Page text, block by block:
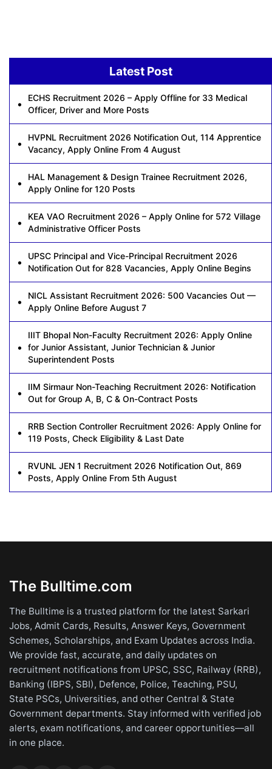
Latest Post
ECHS Recruitment 2026 – Apply Offline for 33 Medical
Officer, Driver and More Posts
HVPNL Recruitment 2026 Notification Out, 114 Apprentice
Vacancy, Apply Online From 4 August
HAL Management & Design Trainee Recruitment 2026,
Apply Online for 120 Posts
KEA VAO Recruitment 2026 – Apply Online for 572 Village
Administrative Officer Posts
UPSC Principal and Vice-Principal Recruitment 2026
Notification Out for 828 Vacancies, Apply Online Begins
NICL Assistant Recruitment 2026: 500 Vacancies Out —
Apply Online Before August 7
IIIT Bhopal Non-Faculty Recruitment 2026: Apply Online
for Junior Assistant, Junior Technician & Junior
Superintendent Posts
IIM Sirmaur Non-Teaching Recruitment 2026: Notification
Out for Group A, B, C & On-Contract Posts
RRB Section Controller Recruitment 2026: Apply Online for
119 Posts, Check Eligibility & Last Date
RVUNL JEN 1 Recruitment 2026 Notification Out, 869
Posts, Apply Online From 5th August
The Bulltime.com
The Bulltime is a trusted platform for the latest Sarkari
Jobs, Admit Cards, Results, Answer Keys, Government
Schemes, Scholarships, and Exam Updates across India.
We provide fast, accurate, and daily updates on
recruitment notifications from UPSC, SSC, Railway (RRB),
Banking (IBPS, SBI), Defence, Police, Teaching, PSU,
State PSCs, Universities, and other Central & State
Government departments. Stay informed with verified job
alerts, exam notifications, and career opportunities—all
in one place.